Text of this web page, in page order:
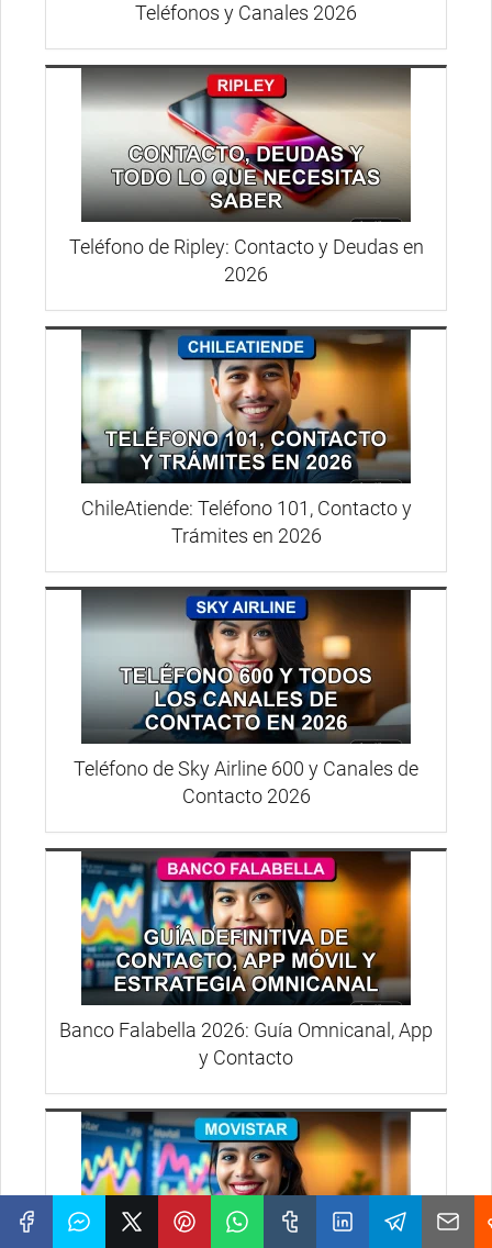
Teléfonos y Canales 2026
Teléfono de Ripley: Contacto y Deudas en
2026
ChileAtiende: Teléfono 101, Contacto y
Trámites en 2026
Teléfono de Sky Airline 600 y Canales de
Contacto 2026
Banco Falabella 2026: Guía Omnicanal, App
y Contacto